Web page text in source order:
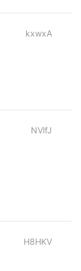
kxwxA
NVlfJ
H8HKV